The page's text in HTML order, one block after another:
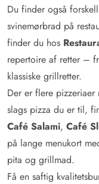
Du finder også
svinemørbrad på
finder du hos
repertoire af retter –
klassiske grillretter.
Der er flere
slags pizza du er til,
Café Salami, Café
på lange menukort
pita og grillmad.
Få en saftig